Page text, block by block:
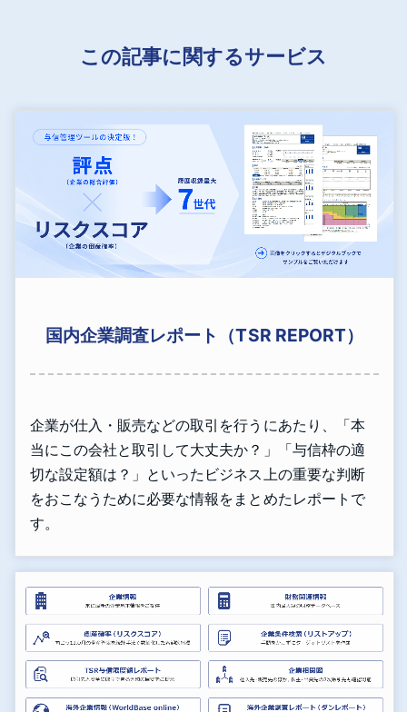
この記事に関するサービス
国内企業調査レポート（TSR REPORT）
企業が仕入・販売などの取引を行うにあたり、「本
当にこの会社と取引して大丈夫か？」「与信枠の適
切な設定額は？」といったビジネス上の重要な判断
をおこなうために必要な情報をまとめたレポートで
す。